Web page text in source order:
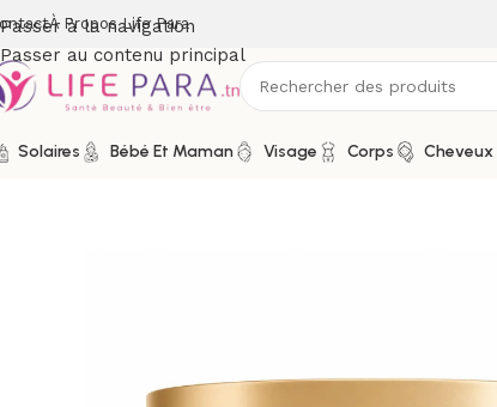
Passer à la navigation
Passer au contenu principal
À Propos Life Para
Solaires Bébé Et Maman Visage Corps Cheveux
/Boutique Gommage et exfoliant corps